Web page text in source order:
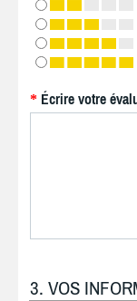
* Écrire votre
3. VOS